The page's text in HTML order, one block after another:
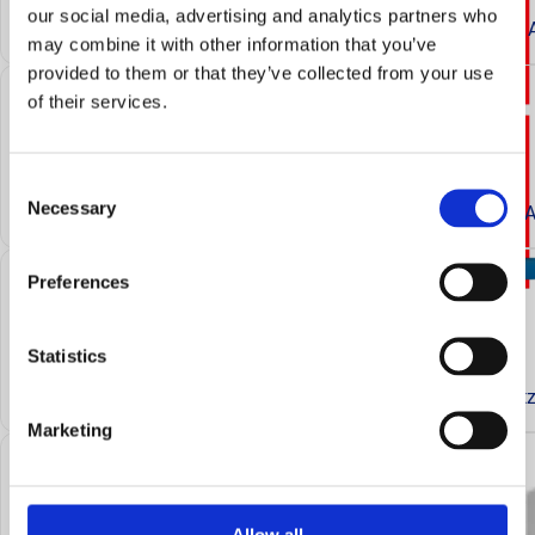
our social media, advertising and analytics partners who
may combine it with other information that you’ve
provided to them or that they’ve collected from your use
of their services.
Selection
Necessary
Preferences
Statistics
Marketing